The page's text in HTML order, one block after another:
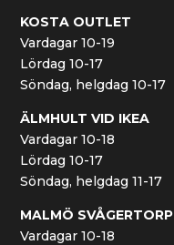
KOSTA OUTLET
Vardagar 10-19
Lördag 10-17
Söndag, helgdag 10-17
ÄLMHULT VID IKEA
Vardagar 10-18
Lördag 10-17
Söndag, helgdag 11-17
MALMÖ SVÅGERTORP
Vardagar 10-18